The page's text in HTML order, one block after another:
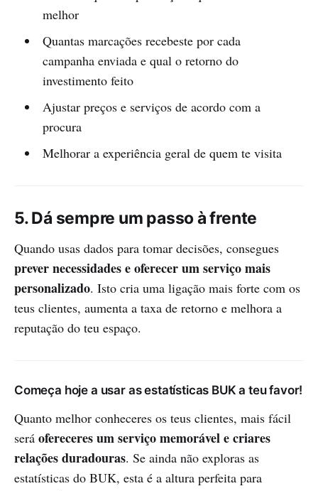
melhor
Quantas marcações recebeste por cada
campanha enviada e qual o retorno do
investimento feito
Ajustar preços e serviços de acordo com a
procura
Melhorar a experiência geral de quem te visita
5. Dá sempre um passo à frente
Quando usas dados para tomar decisões, consegues
prever necessidades e oferecer um serviço mais
personalizado. Isto cria uma ligação mais forte com os
teus clientes, aumenta a taxa de retorno e melhora a
reputação do teu espaço.
Começa hoje a usar as estatísticas BUK a teu favor!
Quanto melhor conheceres os teus clientes, mais fácil
será ofereceres um serviço memorável e criares
relações duradouras. Se ainda não exploras as
estatísticas do BUK, esta é a altura perfeita para